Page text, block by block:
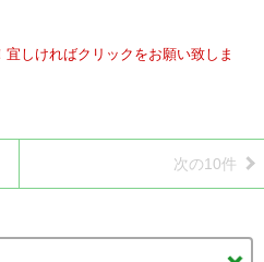
しければクリックをお願い致しま
次の10件